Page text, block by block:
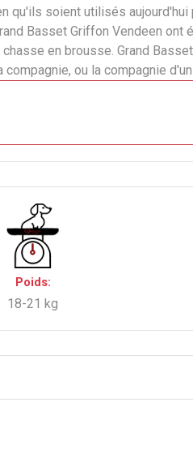
qu'ils soient utilisés
Basset Griffon Vendeen
en brousse. Grand
ou la compagnie
Poids:
18-21 kg